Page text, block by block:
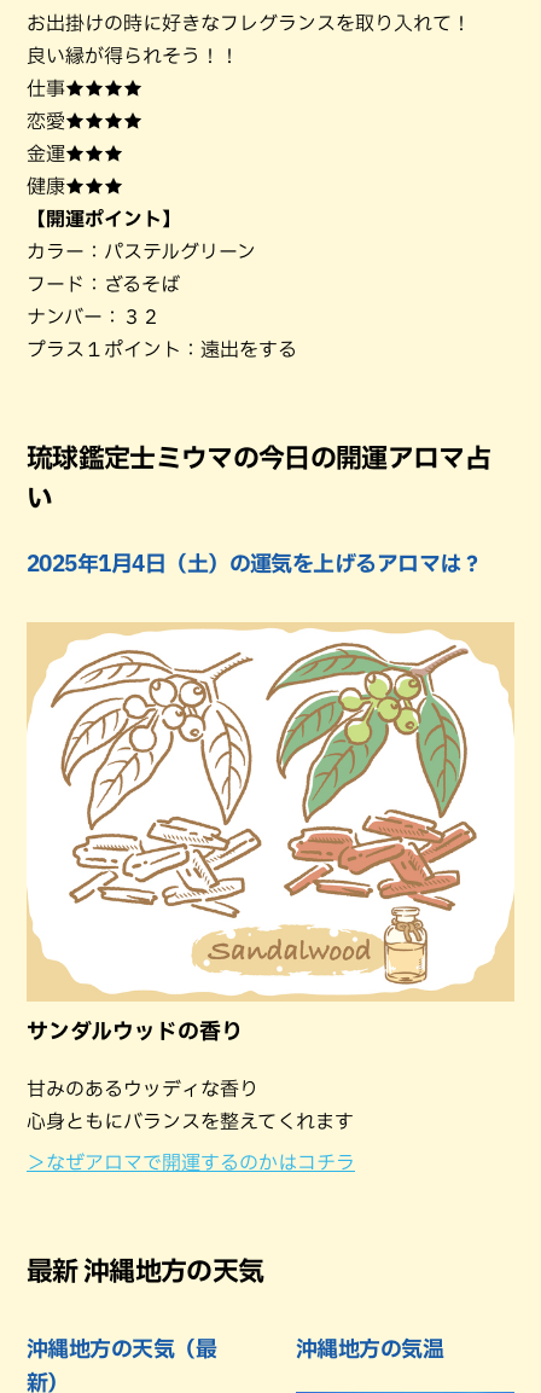
お出掛けの時に好きなフレグランスを取り入れて！
良い縁が得られそう！！
仕事★★★★
恋愛★★★★
金運★★★
健康★★★
【開運ポイント】
カラー：パステルグリーン
フード：ざるそば
ナンバー：３２
プラス１ポイント：遠出をする
琉球鑑定士ミウマの今日の開運アロマ占
い
2025年1月4日（土）の運気を上げるアロマは？
サンダルウッドの香り
甘みのあるウッディな香り
心身ともにバランスを整えてくれます
＞なぜアロマで開運するのかはコチラ
最新 沖縄地方の天気
沖縄地方の天気（最
新）
沖縄地方の気温